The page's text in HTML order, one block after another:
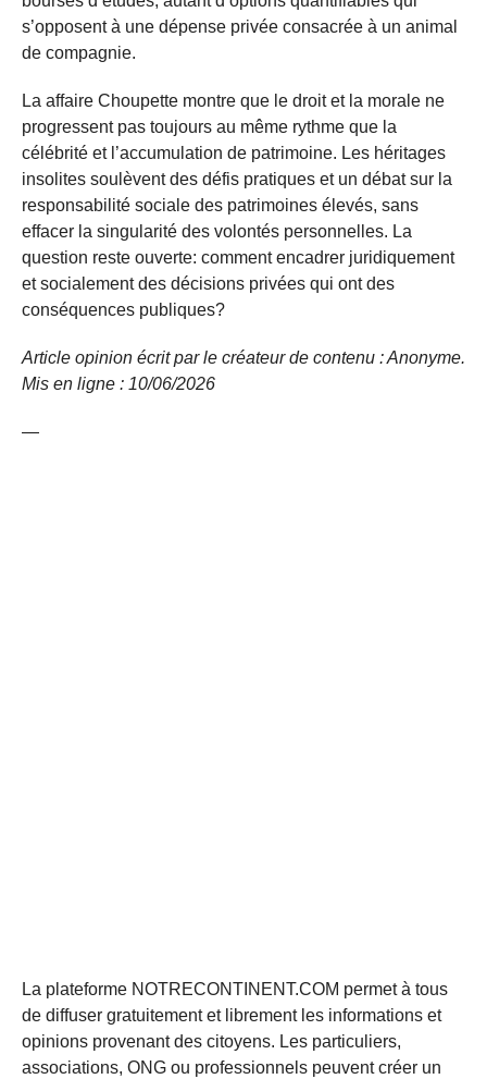
s’opposent à une dépense privée consacrée à un animal
de compagnie.
La affaire Choupette montre que le droit et la morale ne
progressent pas toujours au même rythme que la
célébrité et l’accumulation de patrimoine. Les héritages
insolites soulèvent des défis pratiques et un débat sur la
responsabilité sociale des patrimoines élevés, sans
effacer la singularité des volontés personnelles. La
question reste ouverte: comment encadrer juridiquement
et socialement des décisions privées qui ont des
conséquences publiques?
Article opinion écrit par le créateur de contenu : Anonyme.
Mis en ligne : 10/06/2026
—
La plateforme NOTRECONTINENT.COM permet à tous
de diffuser gratuitement et librement les informations et
opinions provenant des citoyens. Les particuliers,
associations, ONG ou professionnels peuvent créer un